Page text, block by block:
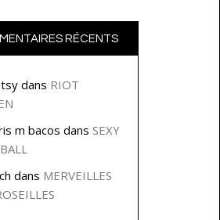
RÉCENTS
dans RIOT
m bacos dans SEXY
dans MERVEILLES